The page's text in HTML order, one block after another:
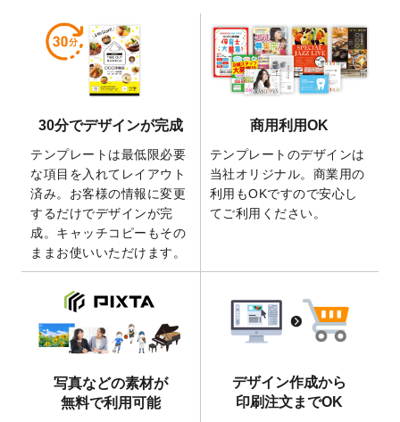
暑中見舞いのデザインテンプレート
しました。
2026/5/28
【新商品】マグネットステッカーが作成で
きるようになりました！
の全4ステップを解説！」を公開いたしまし
た。
2026/4/23
コラム「 画像の配置・差し替え・トリミン
グ」「テンプレート間でパーツを流用する
方法」を公開いたしました。
2026/4/21
アクリルキーホルダーのデザインテンプレ
ート を追加いたしました。
りました！
2025/12/22
【新商品】アクリルキーホルダーが作成で
きるようになりました！
2025/12/22
2026年版4月始まりのカレンダーデザイン
テンプレート
を公開いたしました。
30分でデザインが完成
テンプレートは最低限必要
な項目を入れてレイアウト
済み。お客様の情報に変更
するだけでデザインが完
成。キャッチコピーもその
ままお使いいただけます。
商用利用OK
テンプレートのデザインは
当社オリジナル。商業用の
利用もOKですので安心し
てご利用ください。
写真などの素材が
無料で利用可能
デザイン作成から
印刷注文までOK